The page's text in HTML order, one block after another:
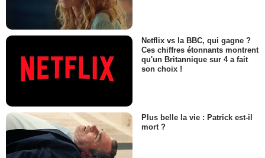
Netflix vs la BBC, qui gagne ?
Ces chiffres étonnants montrent
qu'un Britannique sur 4 a fait
son choix !
Plus belle la vie : Patrick est-il
mort ?